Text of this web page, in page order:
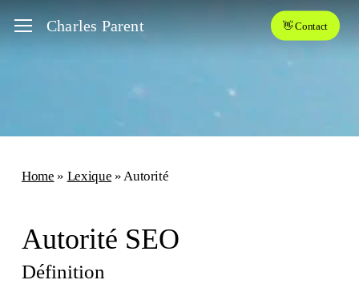
Menu Charles Parent 👋 Contact
Home » Lexique » Autorité
Autorité SEO
Définition